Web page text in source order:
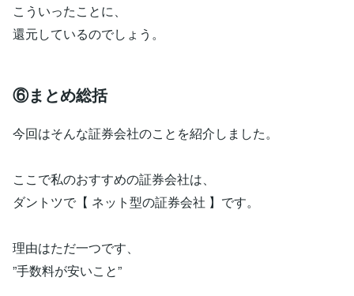
こういったことに、
還元しているのでしょう。
⑥まとめ総括
今回はそんな証券会社のことを紹介しました。
ここで私のおすすめの証券会社は、
ダントツで【 ネット型の証券会社 】です。
理由はただ一つです、
”手数料が安いこと”